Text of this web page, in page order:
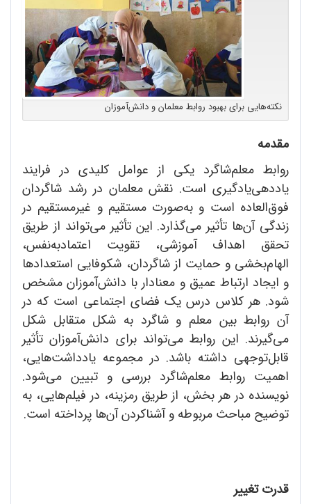
نکته‌هایی برای بهبود روابط معلمان و دانش‌آموزان
مقدمه
روابط معلم‌شاگرد یکی از عوامل کلیدی در فرایند
یاددهی‌یادگیری است. نقش معلمان در رشد شاگردان
فوق‌العاده است و به‌صورت مستقیم و غیرمستقیم در
زندگی آن‌ها تأثیر می‌گذارد. این تأثیر می‌تواند از طریق
تحقق اهداف آموزشی، تقویت اعتمادبه‌نفس،
الهام‌بخشی و حمایت از شاگردان، شکوفایی استعدادها
و ایجاد ارتباط عمیق و معنادار با دانش‌آموزان مشخص
شود. هر کلاس درس یک فضای اجتماعی است که در
آن روابط بین معلم و شاگرد به شکل متقابل شکل
می‌گیرند. این روابط می‌تواند برای دانش‌آموزان تأثیر
قابل‌توجهی داشته باشد. در مجموعه یادداشت‌هایی،
اهمیت روابط معلم‌‌شاگرد بررسی و تبیین می‌شود.
نویسنده در هر بخش، از طریق رمزینه، در فیلم‌هایی، به
توضیح مباحث مربوطه و آشناکردن آن‌ها پرداخته است.
قدرت تغییر